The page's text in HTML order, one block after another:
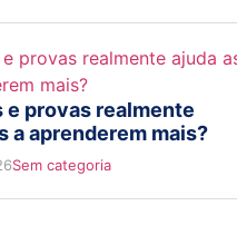
provas realmente
a aprenderem mais?
Sem categoria